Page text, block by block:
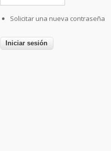
Solicitar una nueva contraseña